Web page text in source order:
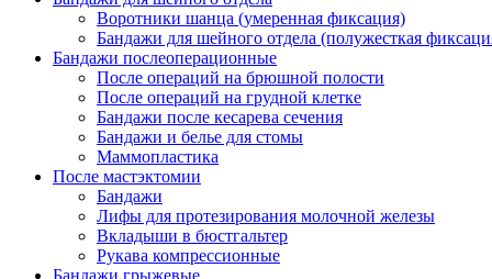
Воротники шанца (умеренная фиксация)
Бандажи для шейного отдела (полужесткая
Бандажи послеоперационные
После операций на брюшной полости
После операций на грудной клетке
Бандажи после кесарева сечения
Бандажи и белье для стомы
Маммопластика
После мастэктомии
Бандажи
Лифы для протезирования молочной железы
Вкладыши в бюстгальтер
Рукава компрессионные
Бандажи грыжевые